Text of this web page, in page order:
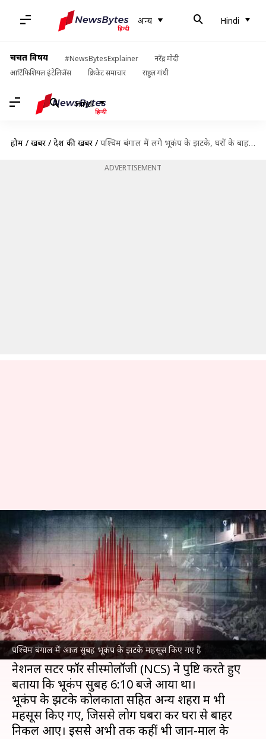
अन्य Hindi
चर्चित विषय #NewsBytesExplainer
नरेंद्र मोदी
आर्टिफिशियल इंटेलिजेंस
क्रिकेट समाचार राहुल गांधी
Hindi
होम / खबरें / देश की खबरें / पश्चिम बंगाल में लगे भूकंप के झटके, घरों के बाहर भागे लोग
ADVERTISEMENT
पश्चिम बंगाल में आज सुबह भूकंप के झटके महसूस किए गए हैं
पश्चिम बंगाल में लगे भूकंप के झटके,
घरों के बाहर भागे लोग
लेखन दिनेश चंद शर्मा Feb 25, 2025 08:25 am
क्या है खबर?
पश्चिम बंगालमें आज (25 फरवरी) सुबहभूकंपके झटके
महसूस किए गए। बंगाल की खाड़ी में आए इस भूकंप की
रिक्टर स्केल पर तीव्रता 5.1 मापी गई है।
नेशनल सेंटर फॉर सीस्मोलॉजी (NCS) ने पुष्टि करते हुए
बताया कि भूकंप सुबह 6:10 बजे आया था।
भूकंप के झटके कोलकाता सहित अन्य शहरों में भी
महसूस किए गए, जिससे लोग घबरा कर घरों से बाहर
निकल आए। इससे अभी तक कहीं भी जान-माल के